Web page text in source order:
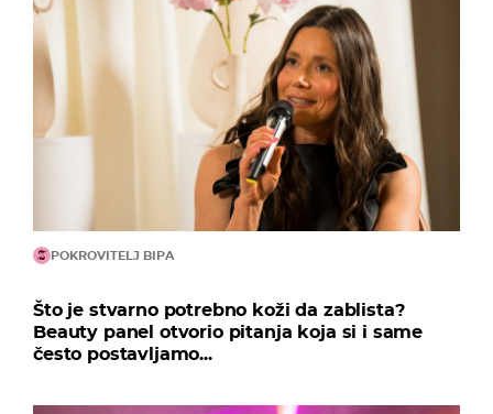
POKROVITELJ BIPA
Što je stvarno potrebno koži da zablista?
Beauty panel otvorio pitanja koja si i same
često postavljamo...